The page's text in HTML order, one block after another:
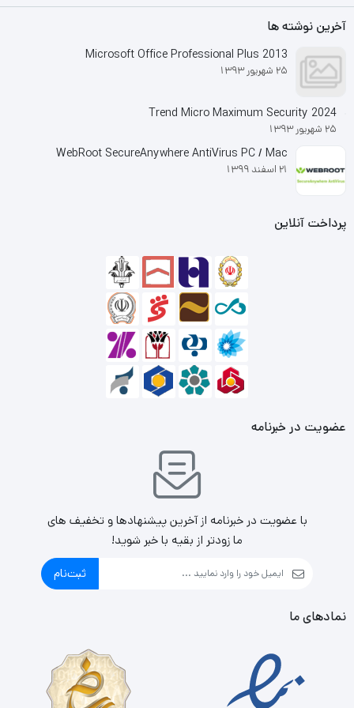
آخرین نوشته ها
Microsoft Office Professional Plus 2013
25 شهریور 1393
Trend Micro Maximum Security 2024
25 شهریور 1393
WebRoot SecureAnywhere AntiVirus PC / Mac
21 اسفند 1399
پرداخت آنلاین
عضویت در خبرنامه
با عضویت در خبرنامه از آخرین پیشنهادها و تخفیف های
ما زودتر از بقیه با خبر شوید!
ثبت‌نام
نمادهای ما